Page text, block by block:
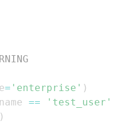
= 'enterprise' )
== 'test_user'
)